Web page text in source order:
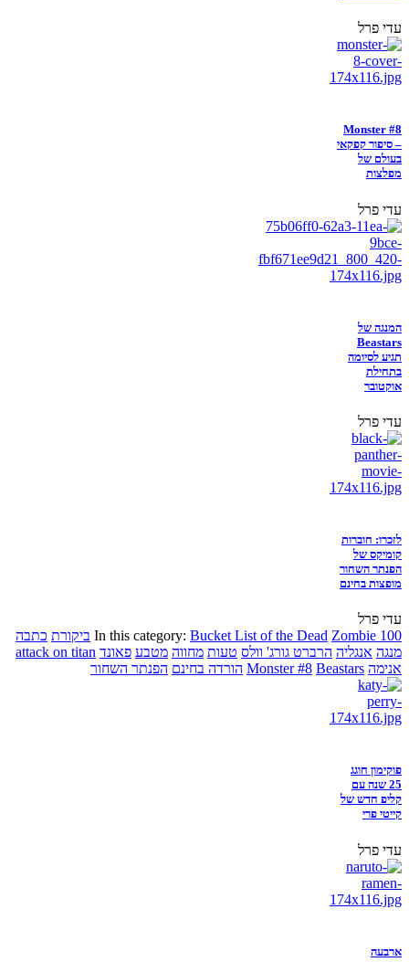
עדי פרל
Monster #8
– סיפור קפקאי
בעולם של
מפלצות
עדי פרל
המנגה של
Beastars
תגיע לסיומה
בתחילת
אוקטובר
עדי פרל
לזכרו: חוברות
קומיקס של
הפנתר השחור
מופצות בחינם
עדי פרל
In this category: Bucket List of the Dead Zombie 100 ביקורת כתבה
מנגה אנגליה הרברט גורג' וולס טעות מחווה מטבע פאונד attack on titan
אנימה
Monster #8 Beastars הורדה בחינם הפנתר השחור
פוקימון חוגג
25 שנה עם
קליפ חדש של
קייטי פרי
עדי פרל
ארבעה